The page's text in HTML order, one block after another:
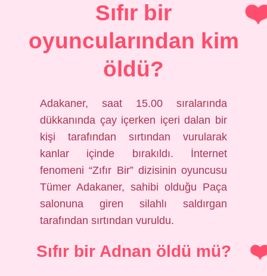
Sıfır bir
oyuncularından kim
öldü?
Adakaner, saat 15.00 sıralarında
dükkanında çay içerken içeri dalan bir
kişi tarafından sırtından vurularak
kanlar içinde bırakıldı. İnternet
fenomeni “Zıfır Bir” dizisinin oyuncusu
Tümer Adakaner, sahibi olduğu Paça
salonuna giren silahlı saldırgan
tarafından sırtından vuruldu.
Sıfır bir Adnan öldü mü?